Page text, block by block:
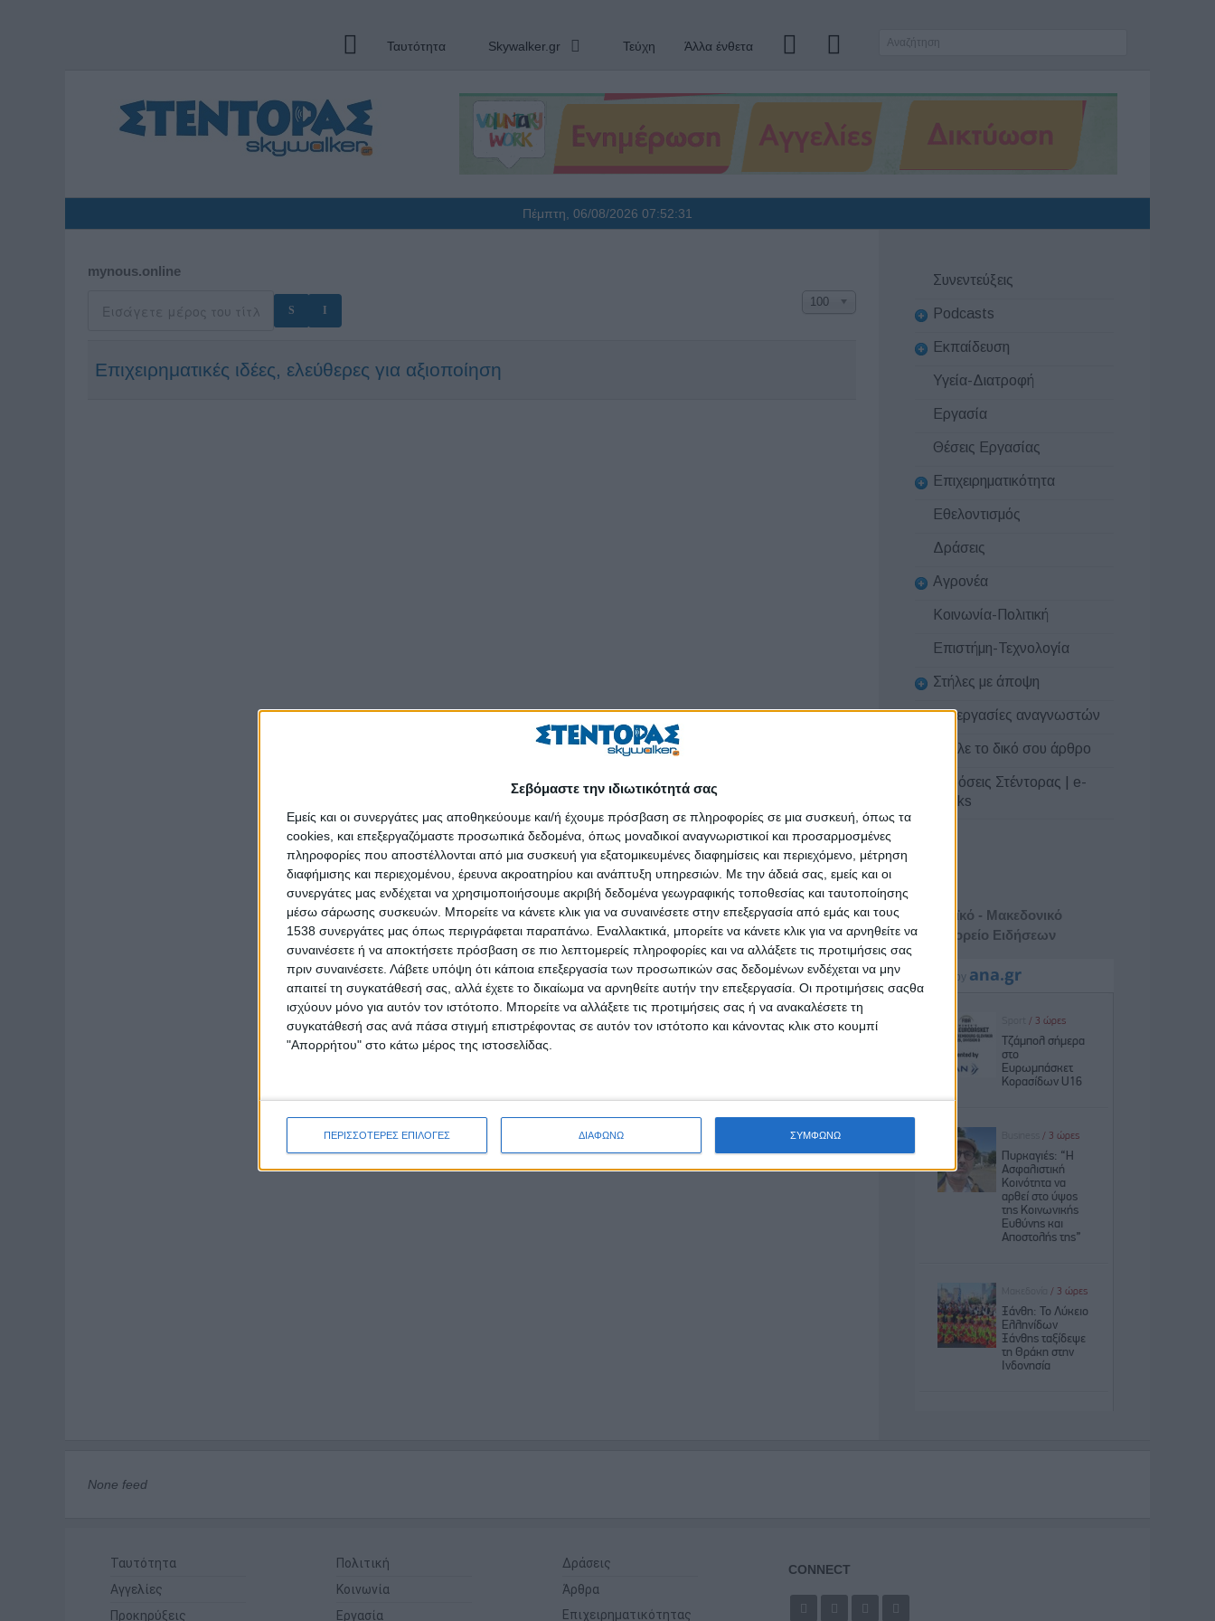
Σεβόμαστε την ιδιωτικότητά σας
Εμείς και οι συνεργάτες μας αποθηκεύουμε και/ή έχουμε πρόσβαση σε πληροφορίες σε μια συσκευή, όπως τα
cookies, και επεξεργαζόμαστε προσωπικά δεδομένα, όπως μοναδικοί αναγνωριστικοί και προσαρμοσμένες
πληροφορίες που αποστέλλονται από μια συσκευή για εξατομικευμένες διαφημίσεις και περιεχόμενο, μέτρηση
διαφήμισης και περιεχομένου, έρευνα ακροατηρίου και ανάπτυξη υπηρεσιών. Με την άδειά σας, εμείς και οι
συνεργάτες μας ενδέχεται να χρησιμοποιήσουμε ακριβή δεδομένα γεωγραφικής τοποθεσίας και ταυτοποίησης
μέσω σάρωσης συσκευών. Μπορείτε να κάνετε κλικ για να συναινέσετε στην επεξεργασία από εμάς και τους
1538 συνεργάτες μας όπως περιγράφεται παραπάνω. Εναλλακτικά, μπορείτε να κάνετε κλικ για να αρνηθείτε να
συναινέσετε ή να αποκτήσετε πρόσβαση σε πιο λεπτομερείς πληροφορίες και να αλλάξετε τις προτιμήσεις σας
πριν συναινέσετε. Λάβετε υπόψη ότι κάποια επεξεργασία των προσωπικών σας δεδομένων ενδέχεται να μην
απαιτεί τη συγκατάθεσή σας, αλλά έχετε το δικαίωμα να αρνηθείτε αυτήν την επεξεργασία. Οι προτιμήσεις σαςθα
ισχύουν μόνο για αυτόν τον ιστότοπο. Μπορείτε να αλλάξετε τις προτιμήσεις σας ή να ανακαλέσετε τη
συγκατάθεσή σας ανά πάσα στιγμή επιστρέφοντας σε αυτόν τον ιστότοπο και κάνοντας κλικ στο κουμπί
"Απορρήτου" στο κάτω μέρος της ιστοσελίδας.
ΠΕΡΙΣΣΟΤΕΡΕΣ ΕΠΙΛΟΓΕΣ ΔΙΑΦΩΝΩ ΣΥΜΦΩΝΩ
Ταυτότητα Skywalker.gr Τεύχη Άλλα ένθετα
Πέμπτη, 06/08/2026 07:52:32
mynous.online
100
Επιχειρηματικές ιδέες, ελεύθερες για αξιοποίηση
Συνεντεύξεις
Podcasts
Εκπαίδευση
Υγεία-Διατροφή
Εργασία
Θέσεις Εργασίας
Επιχειρηματικότητα
Εθελοντισμός
Δράσεις
Αγρονέα
Κοινωνία-Πολιτική
Επιστήμη-Τεχνολογία
Στήλες με άποψη
Συνεργασίες αναγνωστών
Στείλε το δικό σου άρθρο
Εκδόσεις Στέντορας | e-
books
Αθηναϊκό - Μακεδονικό
Πρακτορείο Ειδήσεων
None feed
Ταυτότητα
Αγγελίες
Προκηρύξεις
Πολιτική
Κοινωνία
Εργασία
Δράσεις
Άρθρα
Επιχειρηματικότητας
CONNECT